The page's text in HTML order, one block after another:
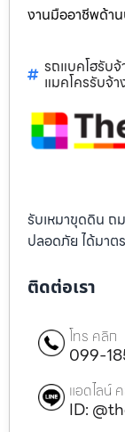
งานมืออาชีพด้า
รถแบคโฮรับจ้
แมคโครรับจ้
รับเหมาขุดดิน ถ
ปลอดภัย ได้มาต
ติดต่อเรา
โทร คลิก
099-
แอดไลน์
ID: